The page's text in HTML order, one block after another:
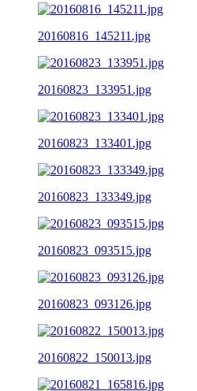
20160816_145211.jpg
20160823_133951.jpg
20160823_133401.jpg
20160823_133349.jpg
20160823_093515.jpg
20160823_093126.jpg
20160822_150013.jpg